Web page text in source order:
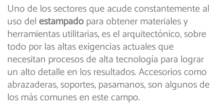
Uno de los sectores que acude constantemente al
uso delestampadopara obtener materiales y
herramientas utilitarias, es el arquitectónico, sobre
todo por las altas exigencias actuales que
necesitan procesos de alta tecnología para lograr
un alto detalle en los resultados. Accesorios como
abrazaderas, soportes, pasamanos, son algunos de
los más comunes en este campo.